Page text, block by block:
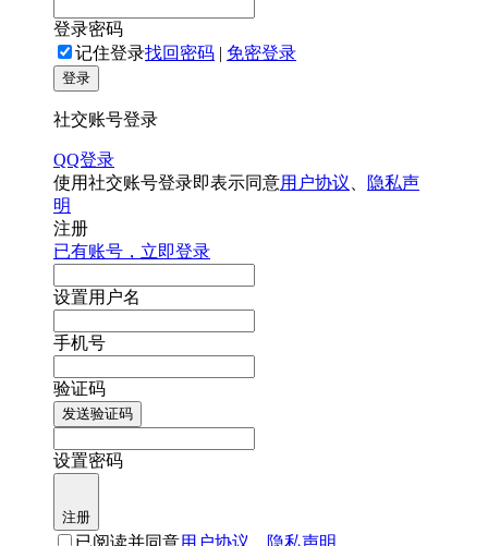
登录密码
记住登录找回密码 | 免密登录
登录
社交账号登录
QQ登录
使用社交账号登录即表示同意用户协议
隐私声
明
注册
已有账号，立即登录
设置用户名
手机号
验证码
发送验证码
设置密码
注册
已阅读并同意用户协议
隐私声明